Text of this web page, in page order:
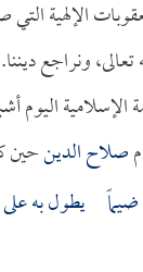
الإلهية
ونراجع ديننا.
اليوم
صلاح الدينحين
ضيماً يطول به على